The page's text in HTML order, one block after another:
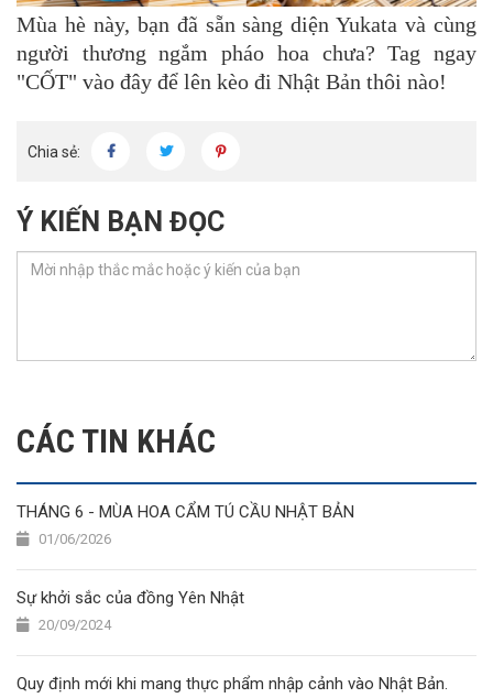
Mùa hè này, bạn đã sẵn sàng diện Yukata và cùng
người thương ngắm pháo hoa chưa? Tag ngay
"CỐT" vào đây để lên kèo đi Nhật Bản thôi nào!
Chia sẻ:
Ý KIẾN BẠN ĐỌC
CÁC TIN KHÁC
THÁNG 6 - MÙA HOA CẨM TÚ CẦU NHẬT BẢN
01/06/2026
Sự khởi sắc của đồng Yên Nhật
20/09/2024
Quy định mới khi mang thực phẩm nhập cảnh vào Nhật Bản.